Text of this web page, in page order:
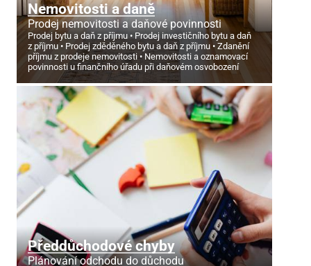
Nemovitosti a daně
Prodej nemovitosti a daňové povinnosti
Prodej bytu a daň z příjmu
Prodej investičního bytu a daň
z příjmu
Prodej zděděného bytu a daň z příjmu
Zdanění
příjmu z prodeje nemovitosti
Nemovitosti a oznamovací
povinnosti u finančního úřadu při daňovém osvobození
Předdůchodové chyby
Plánování odchodu do důchodu